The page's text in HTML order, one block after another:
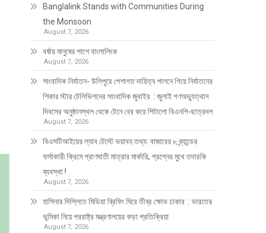
Banglalink Stands with Communities During
the Monsoon
August 7, 2026
বর্ষায় মানুষের পাশে বাংলালিংক
August 7, 2026
সাংবাদিক নির্যাতন- উলিপুরে পেশাগত দায়িত্ব পালনে গিয়ে নির্যাতনের
শিকার স্টার টেলিভিশনের সাংবাদিক জুবাইর : জুলাই গণঅভ্যুত্থান
দিবসের অনুষ্ঠানস্থল থেকে টেনে বের করে পিটালো বিএনপি-ছাত্রদল
August 7, 2026
বিএসটিআইয়ের ল্যাব টেস্টে ভয়াবহ তথ্য: বাজারের ৮ ব্র্যান্ডের
ফর্সাকারী ক্রিমে প্রাণঘাতী মাত্রার মার্কারি, প্রশ্নের মুখে তদারকি
ব্যবস্থা !
August 7, 2026
হাসিনার দিল্লিতে মিডিয়া ব্রিফিং ঘিরে তীব্র ক্ষোভ ঢাকার : ভারতের
ভূমিকা নিয়ে পররাষ্ট্র মন্ত্রণালয়ের কড়া প্রতিক্রিয়া
August 7, 2026